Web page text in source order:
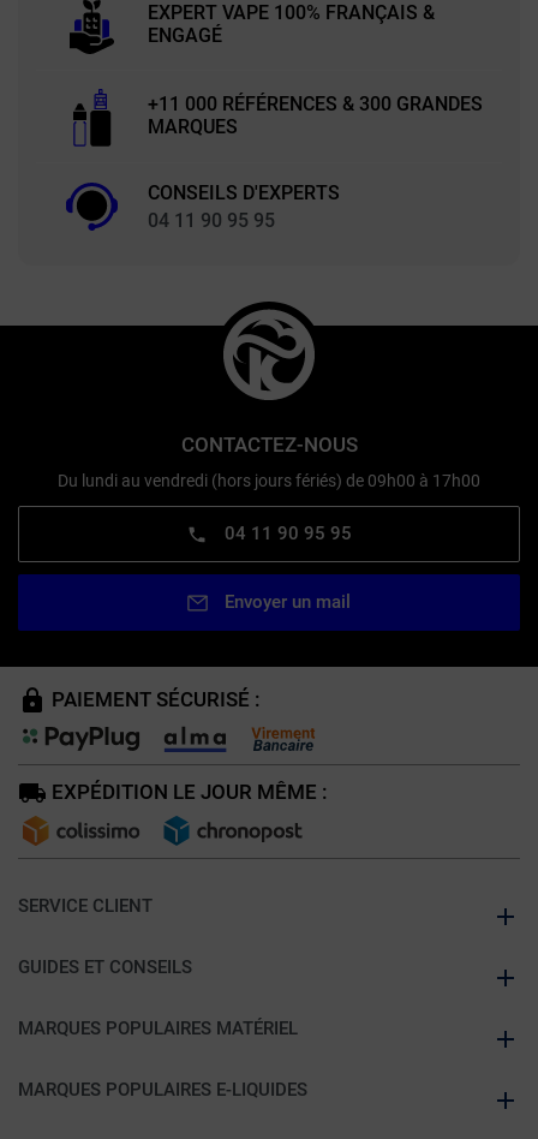
EXPERT VAPE 100% FRANÇAIS &
ENGAGÉ
+11 000 RÉFÉRENCES & 300 GRANDES
MARQUES
CONSEILS D'EXPERTS
04 11 90 95 95
CONTACTEZ-NOUS
Du lundi au vendredi (hors jours fériés) de 09h00 à 17h00
04 11 90 95 95
Envoyer un mail
PAIEMENT SÉCURISÉ :
EXPÉDITION LE JOUR MÊME :
SERVICE CLIENT
GUIDES ET CONSEILS
MARQUES POPULAIRES MATÉRIEL
MARQUES POPULAIRES E-LIQUIDES